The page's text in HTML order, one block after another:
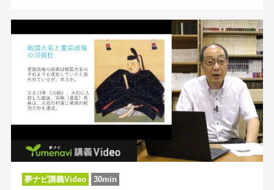
夢ナビ講義Video 30min